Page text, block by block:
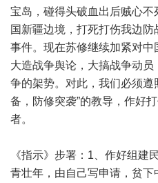
宝岛，碰得头破血出后贼心
国新疆边境，打死打伤我边
事件。现在苏修继续加紧对
大造战争舆论，大搞战争动
争的架势。对此，我们必须遵
备，防修突袭”的教导，作好
者。
《指示》步署：1、作好组建
青壮年，由自己写申请，贫